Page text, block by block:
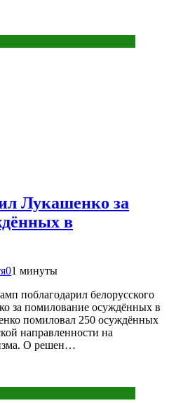
Лукашенко за
в
01 минуты
поблагодарил белорусского
за помилование осуждённых в
помиловал 250 осуждённых
направленности на
О решен…